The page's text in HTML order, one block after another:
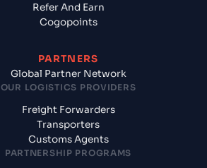
Refer And Earn
Cogopoints
PARTNERS
Global Partner Network
OUR LOGISTICS PROVIDERS
Freight Forwarders
Transporters
Customs Agents
PARTNERSHIP PROGRAMS